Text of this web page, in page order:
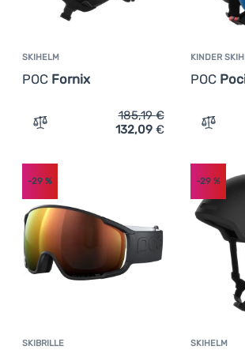
SKIHELM
POC Fornix
Zum Vergleich 'Skihelm POC Fornix'
185,19€
132,09 €
KINDER
POC
Zum
SKIBRILLE
-29 %
SKIHELM
-29%